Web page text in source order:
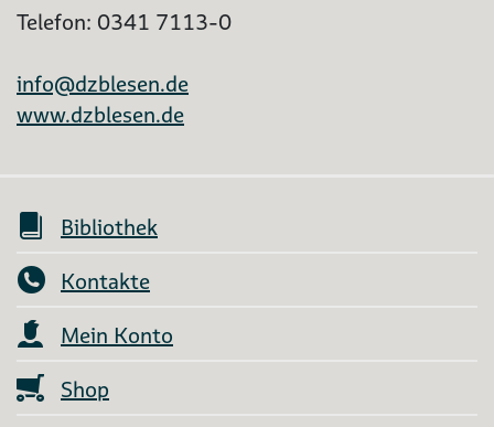
Telefon: 0341 7113-0
info@dzblesen.de
www.dzblesen.de
Bibliothek
Kontakte
Mein Konto
Shop